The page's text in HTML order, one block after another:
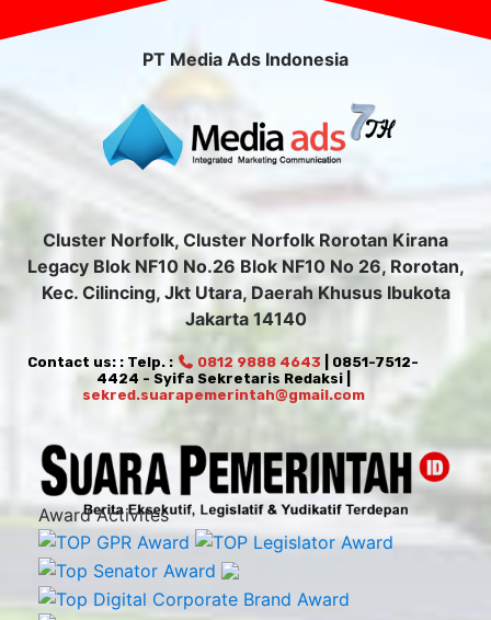
PT Media Ads Indonesia
Cluster Norfolk, Cluster Norfolk Rorotan Kirana
Legacy Blok NF10 No.26 Blok NF10 No 26, Rorotan,
Kec. Cilincing, Jkt Utara, Daerah Khusus Ibukota
Jakarta 14140
Contact us: : Telp. : 0812 9888 4643 | 0851-7512-
4424 - Syifa Sekretaris Redaksi |
sekred.suarapemerintah@gmail.com
Award Activites